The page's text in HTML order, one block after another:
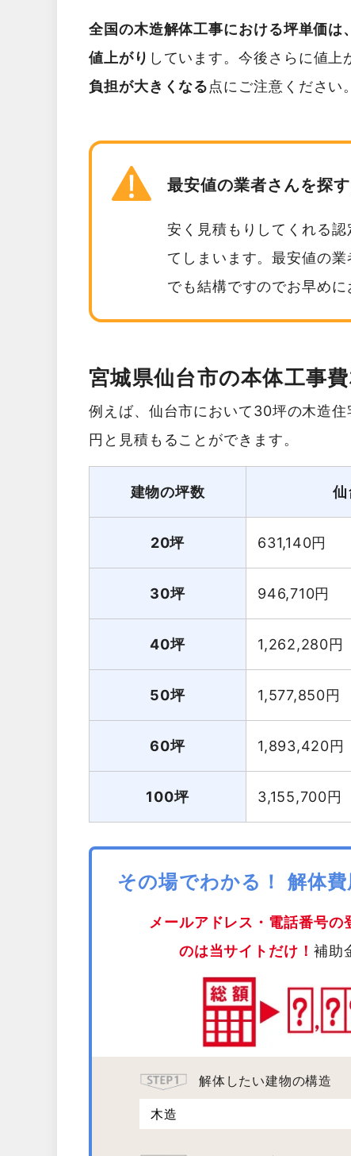
全国の木造解体工事における坪単価
値上がり しています。今後さらに値
負担が大きくなる点にご注意ください。
最安値の業者さんを探
安く見積もりしてくれる
てしまいます。最安値の
でも結構ですのでお早めに
宮城県仙台市の本体工事費
例えば、仙台市において30坪の木造
円と見積もることができます。
建物の坪数 仙
20坪 631,140円
30坪 946,710円
40坪 1,262,280円
50坪 1,577,850円
60坪 1,893,420円
100坪 3,155,700円
その場でわかる！ 解体
メールアドレス・電話番号
のは当サイトだけ！ 補助
解体したい建物の構造